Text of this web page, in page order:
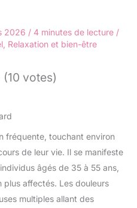
2026 / 4 minutes de lecture /
Relaxation et bien-être
votes)
fréquente, touchant environ
de leur vie. Il se manifeste
âgés de 35 à 55 ans,
plus affectés. Les douleurs
multiples allant des